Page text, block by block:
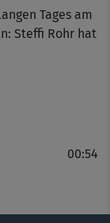
Tages am
Steffi Rohr hat
und immer
aktive Pause.
00:54